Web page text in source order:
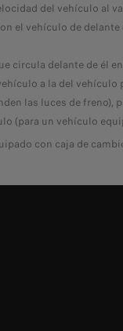
del vehículo al
el vehículo de
circula delante de él
a la del
las luces de freno),
(para un vehículo
con caja de